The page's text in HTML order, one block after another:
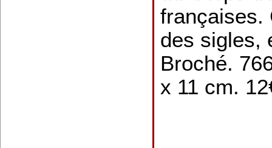
françaises.
des sigles,
Broché.
x 11 cm.